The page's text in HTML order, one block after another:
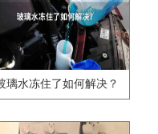
璃水冻住了如何解决？